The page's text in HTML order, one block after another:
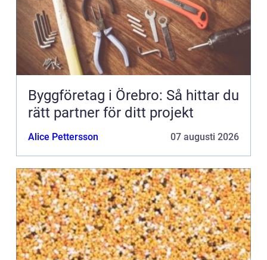
Byggföretag i Örebro: Så hittar du
rätt partner för ditt projekt
Alice Pettersson 07 augusti 2026